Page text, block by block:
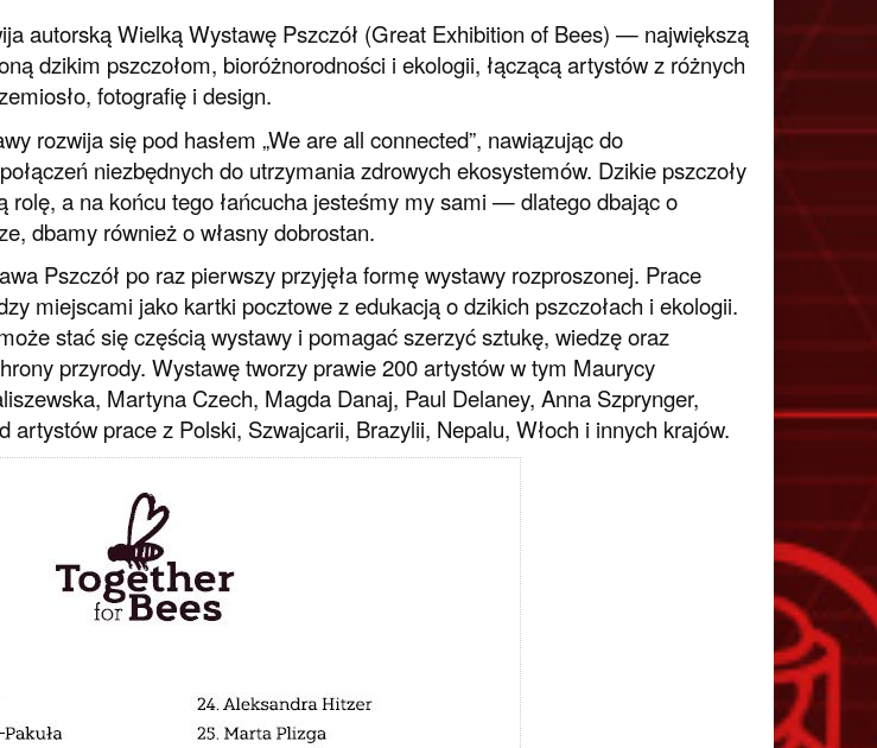
autorską Wielką Wystawę Pszczół (Great Exhibition of Bees) — największą
dzikim pszczołom, bioróżnorodności i ekologii, łączącą artystów z różnych
fotografię i design.
rozwija się pod hasłem „We are all connected”, nawiązując do
niezbędnych do utrzymania zdrowych ekosystemów. Dzikie pszczoły
rolę, a na końcu tego łańcucha jesteśmy my sami — dlatego dbając o
dbamy również o własny dobrostan.
Pszczół po raz pierwszy przyjęła formę wystawy rozproszonej. Prace
miejscami jako kartki pocztowe z edukacją o dzikich pszczołach i ekologii.
stać się częścią wystawy i pomagać szerzyć sztukę, wiedzę oraz
przyrody. Wystawę tworzy prawie 200 artystów w tym Maurycy
Martyna Czech, Magda Danaj, Paul Delaney, Anna Szprynger,
artystów prace z Polski, Szwajcarii, Brazylii, Nepalu, Włoch i innych krajów.